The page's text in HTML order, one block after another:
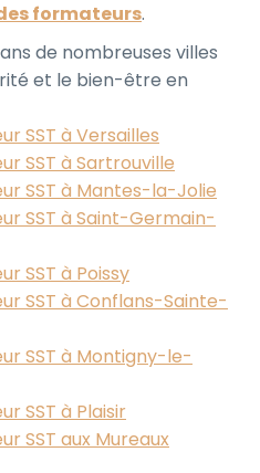
formateurs.
de nombreuses villes
et le bien-être en
SST à Versailles
SST à Sartrouville
SST à Mantes-la-Jolie
SST à Saint-Germain-
SST à Poissy
SST à Conflans-Sainte-
SST à Montigny-le-
SST à Plaisir
SST aux Mureaux